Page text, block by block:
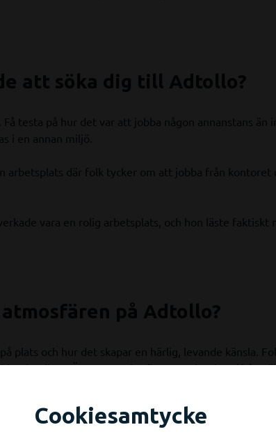
att söka dig till Adtollo?
testa på hur det var att jobba någon annanstans än
i en annan miljö.
arbetsplats där folk tycker om att jobba från kontoret
vara en rolig arbetsplats, och hon läste faktiskt
på Adtollo?
plats och hur det skapar en härlig, levande känsla.
bra ihop. Även om valet finns att sitta hemifrån
Har man en idé får man ofta köra på den.
Cookiesamtycke